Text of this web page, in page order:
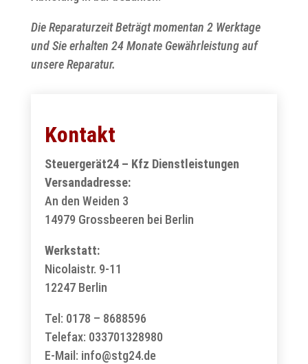
Die Reparaturzeit Beträgt momentan 2 Werktage
und Sie erhalten 24 Monate Gewährleistung auf
unsere Reparatur.
Kontakt
Steuergerät24 – Kfz Dienstleistungen
Versandadresse:
An den Weiden 3
14979 Grossbeeren bei Berlin
Werkstatt:
Nicolaistr. 9-11
12247 Berlin
Tel: 0178 – 8688596
Telefax: 033701328980
E-Mail: info@stg24.de